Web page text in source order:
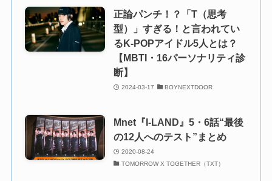
正論パンチ！？「T（思考
型）」すぎる！と言われてい
るK-POPアイドル5人とは？
【MBTI・16パーソナリティ診
断】
2024-03-17 BOYNEXTDOOR
Mnet『I-LAND』5・6話“最後
の12人へのテスト”まとめ
2020-08-24
TOMORROW X TOGETHER（TXT）